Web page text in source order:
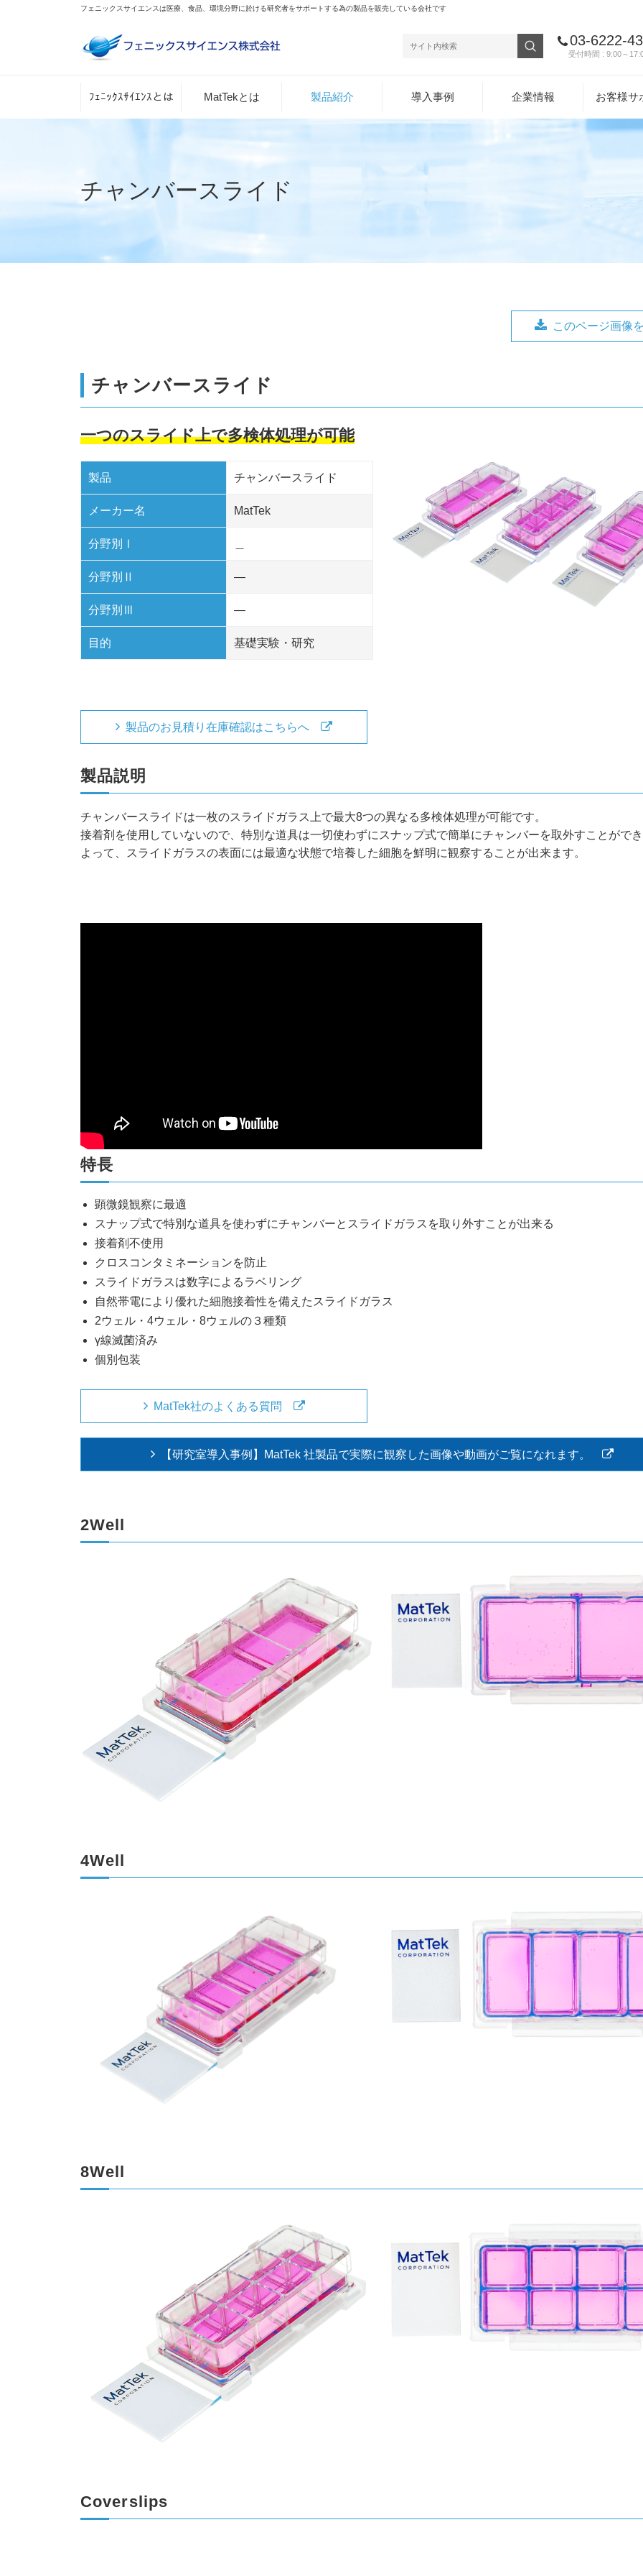
フェニックスサイエンスは医療、食品、環境分野に於ける研究者をサポートする為の製品を販売している会社です
03-6222-
受付時間 : 9:00～
ﾌｪﾆｯｸｽｻｲｴﾝｽとは MatTekとは 製品紹介 導入事例 企業情報 お客様サ
チャンバースライド
このページ画像
チャンバースライド
一つのスライド上で多検体処理が可能
製品 チャンバースライド
メーカー名 MatTek
分野別Ⅰ
分野別Ⅱ —
分野別Ⅲ —
目的 基礎実験・研究
製品のお見積り在庫確認はこちらへ
製品説明
チャンバースライドは一枚のスライドガラス上で最大8つの異なる多検体処理が可能です。
接着剤を使用していないので、特別な道具は一切使わずにスナップ式で簡単にチャンバーを取外すことがで
よって、スライドガラスの表面には最適な状態で培養した細胞を鮮明に観察することが出来ます。
特長
顕微鏡観察に最適
スナップ式で特別な道具を使わずにチャンバーとスライドガラスを取り外すことが出来る
接着剤不使用
クロスコンタミネーションを防止
スライドガラスは数字によるラベリング
自然帯電により優れた細胞接着性を備えたスライドガラス
2ウェル・4ウェル・8ウェルの３種類
γ線滅菌済み
個別包装
MatTek社のよくある質問
【研究室導入事例】MatTek 社製品で実際に観察した画像や動画がご覧になれます。
2Well
4Well
8Well
Coverslips